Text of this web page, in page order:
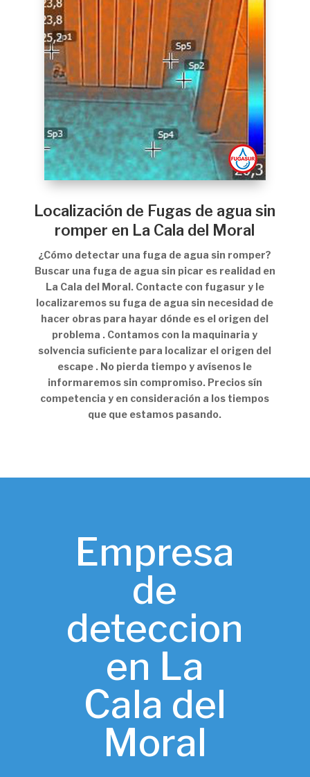
Localización de Fugas de agua sin
romper en La Cala del Moral
¿Cómo detectar una fuga de agua sin romper?
Buscar una fuga de agua sin picar es realidad en
La Cala del Moral. Contacte con fugasur y le
localizaremos su fuga de agua sin necesidad de
hacer obras para hayar dónde es el origen del
problema . Contamos con la maquinaria y
solvencia suficiente para localizar el origen del
escape . No pierda tiempo y avísenos le
informaremos sin compromiso. Precios sín
competencia y en consideración a los tiempos
que que estamos pasando.
Empresa
de
deteccion
en La
Cala del
Moral